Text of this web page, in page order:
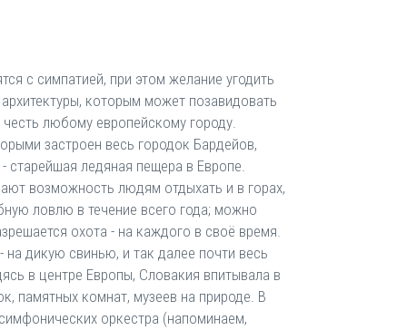
с симпатией, при этом желание угодить
которым может позавидовать
любому европейскому городу.
застроен весь городок Бардейов,
ледяная пещера в Европе.
возможность людям отдыхать и в горах,
ловлю в течение всего года; можно
охота - на каждого в своё время.
на дикую свинью, и так далее почти весь
в центре Европы, Словакия впитывала в
памятных комнат, музеев на природе. В
оркестра (напоминаем,